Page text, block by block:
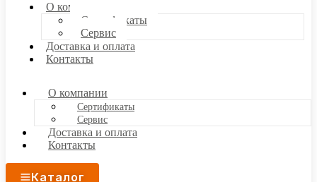
О компании
Сертификаты
Сервис
Доставка и оплата
Контакты
О компании
Сертификаты
Сервис
Доставка и оплата
Контакты
Каталог